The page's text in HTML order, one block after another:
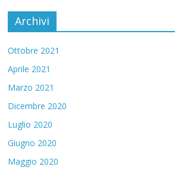
Archivi
Ottobre 2021
Aprile 2021
Marzo 2021
Dicembre 2020
Luglio 2020
Giugno 2020
Maggio 2020